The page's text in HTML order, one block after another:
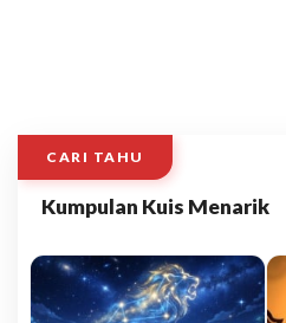
CARI TAHU
Kumpulan Kuis Menarik